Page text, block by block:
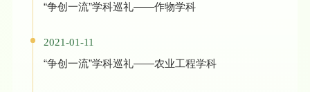
“争创一流”学科巡礼——作物学科
2021-01-11
“争创一流”学科巡礼——农业工程学科